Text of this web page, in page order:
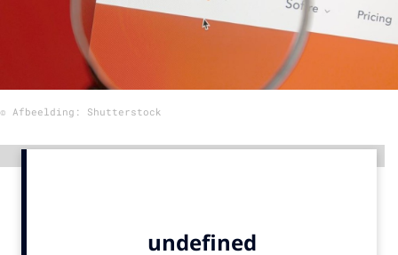
12 nov: MarketingLive!
Academy
© Afbeelding: Shutterstock